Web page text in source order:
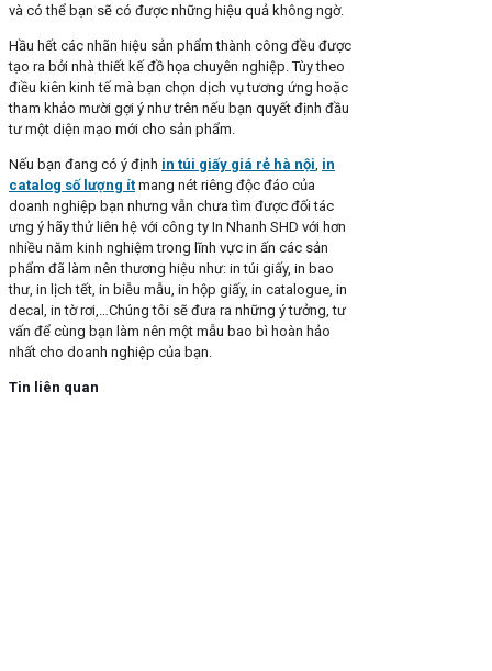
và có thể bạn sẽ có được những hiệu quả không ngờ.
Hầu hết các nhãn hiệu sản phẩm thành công đều được
tạo ra bởi nhà thiết kế đồ họa chuyên nghiệp. Tùy theo
điều kiên kinh tế mà bạn chọn dịch vụ tương ứng hoặc
tham khảo mười gợi ý như trên nếu bạn quyết định đầu
tư một diện mạo mới cho sản phẩm.
Nếu bạn đang có ý định in túi giấy giá rẻ hà nội, in
catalog số lượng ít mang nét riêng độc đáo của
doanh nghiệp bạn nhưng vẫn chưa tìm được đối tác
ưng ý hãy thử liên hệ với công ty In Nhanh SHD với hơn
nhiều năm kinh nghiệm trong lĩnh vực in ấn các sản
phẩm đã làm nên thương hiệu như: in túi giấy, in bao
thư, in lịch tết, in biễu mẫu, in hộp giấy, in catalogue, in
decal, in tờ rơi,…Chúng tôi sẽ đưa ra những ý tưởng, tư
vấn để cùng bạn làm nên một mẫu bao bì hoàn hảo
nhất cho doanh nghiệp của bạn.
Tin liên quan